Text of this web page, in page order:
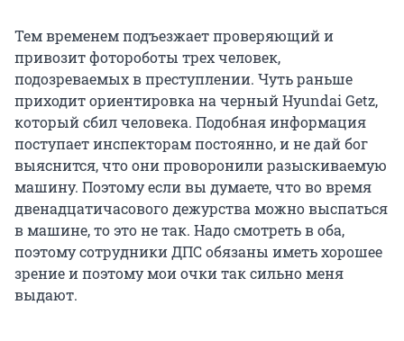
Тем временем подъезжает проверяющий и
привозит фотороботы трех человек,
подозреваемых в преступлении. Чуть раньше
приходит ориентировка на черный Hyundai Getz,
который сбил человека. Подобная информация
поступает инспекторам постоянно, и не дай бог
выяснится, что они проворонили разыскиваемую
машину. Поэтому если вы думаете, что во время
двенадцатичасового дежурства можно выспаться
в машине, то это не так. Надо смотреть в оба,
поэтому сотрудники ДПС обязаны иметь хорошее
зрение и поэтому мои очки так сильно меня
выдают.